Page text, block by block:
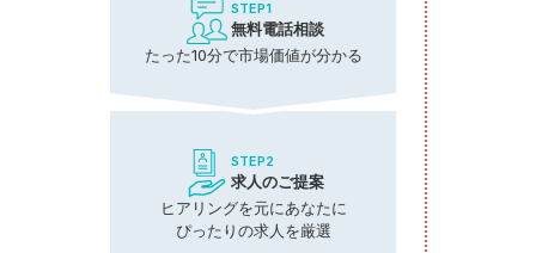
STEP1
無料電話相談
たった10分で市場価値が分かる
STEP2
求人のご提案
ヒアリングを元にあなたに
ぴったりの求人を厳選